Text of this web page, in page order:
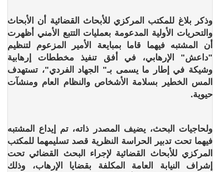
وذكر بلاغ للمكتب المركزي للأبحاث القضائية أن الأبحاث
والتحريات الأولية المدعومة بعمليات التتبع الأمني أظهرت
أن المشتبه فيهما قاما بمبايعة الأمير المزعوم لتنظيم
"داعش" الإرهابي، في أفق تنفيذ مخططات إرهابية
وشيكة في إطار ما يسمى بـ" الجهاد الفردي"، تستهدف
المس الخطير بسلامة الأشخاص والنظام العام ومنشآت
حيوية.
ولحاجيات البحث، يضيف المصدر ذاته، تم إيداع المشتبه
فيهما تحت تدبير الحراسة النظرية قصد تسليمهما للمكتب
المركزي للأبحاث القضائية لإجراء البحث القضائي تحت
إشراف النيابة العامة المكلفة بقضايا الإرهاب، وذلك